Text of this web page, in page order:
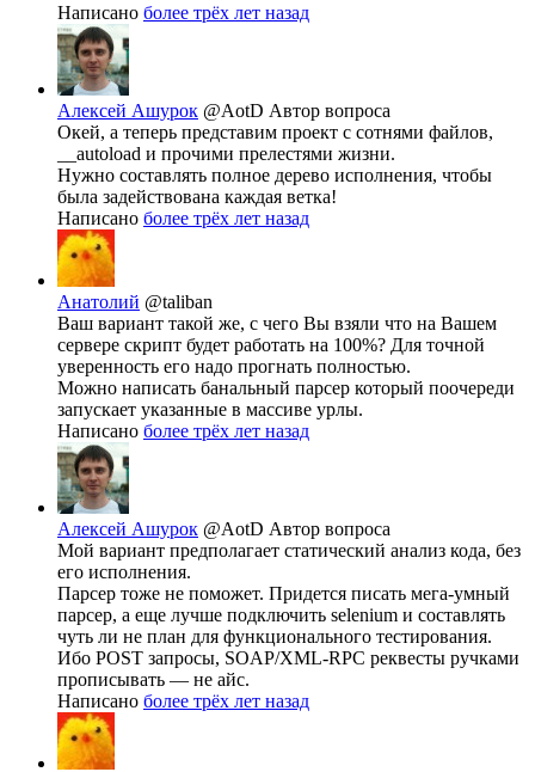
Написано более трёх лет назад
Алексей Ашурок @AotD Автор вопроса
Окей, а теперь представим проект с сотнями файлов,
__autoload и прочими прелестями жизни.
Нужно составлять полное дерево исполнения, чтобы
была задействована каждая ветка!
Написано более трёх лет назад
Анатолий @taliban
Ваш вариант такой же, с чего Вы взяли что на Вашем
сервере скрипт будет работать на 100%? Для точной
уверенность его надо прогнать полностью.
Можно написать банальный парсер который поочереди
запускает указанные в массиве урлы.
Написано более трёх лет назад
Алексей Ашурок @AotD Автор вопроса
Мой вариант предполагает статический анализ кода, без
его исполнения.
Парсер тоже не поможет. Придется писать мега-умный
парсер, а еще лучше подключить selenium и составлять
чуть ли не план для функционального тестирования.
Ибо POST запросы, SOAP/XML-RPC реквесты ручками
прописывать — не айс.
Написано более трёх лет назад